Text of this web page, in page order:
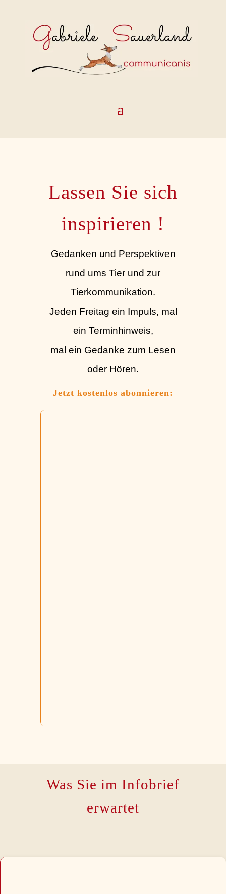
Lassen Sie sich
inspirieren !
Gedanken und Perspektiven
rund ums Tier und zur
Tierkommunikation.
Jeden Freitag ein Impuls, mal
ein Terminhinweis,
mal ein Gedanke zum Lesen
oder Hören.
Jetzt kostenlos abonnieren:
Was Sie im Infobrief
erwartet